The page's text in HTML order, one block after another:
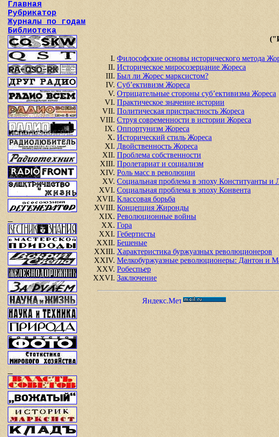
Главная
Рубрикатор
Журналы по годам
Библиотека
Философские основы исторического метода
Историческое миросозерцание Жореса
Был ли Жорес марксистом?
Суб’ективизм Жореса
Отрицательные стороны суб’ективизма Жореса
Практическое значение истории
Политическая пристрастность Жореса
Струя современности в истории Жореса
Оппортунизм Жореса
Исторический стиль Жореса
Двойственность Жореса
Проблема собственности
Пролетариат и социализм
Роль масс в революции
Социальная проблема в эпоху Конституанты
Социальная проблема в эпоху Конвента
Классовая борьба
Концепция Жиронды
Революционные войны
Гора
Гебертисты
Бешеные
Характеристика буржуазных революционеров
Мелкобуржуазные революционеры: Дантон и
Робеспьер
Заключение